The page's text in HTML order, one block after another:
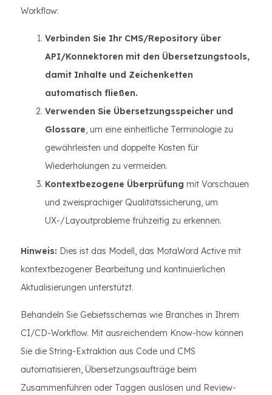
Workflow:
Verbinden Sie Ihr CMS/Repository über
API/Konnektoren mit den Übersetzungstools,
damit Inhalte und Zeichenketten
automatisch fließen.
Verwenden Sie Übersetzungsspeicher und
Glossare, um eine einheitliche Terminologie zu
gewährleisten und doppelte Kosten für
Wiederholungen zu vermeiden.
Kontextbezogene Überprüfung mit Vorschauen
und zweisprachiger Qualitätssicherung, um
UX-/Layoutprobleme frühzeitig zu erkennen.
Hinweis: Dies ist das Modell, das MotaWord Active mit
kontextbezogener Bearbeitung und kontinuierlichen
Aktualisierungen unterstützt.
Behandeln Sie Gebietsschemas wie Branches in Ihrem
CI/CD-Workflow. Mit ausreichendem Know-how können
Sie die String-Extraktion aus Code und CMS
automatisieren, Übersetzungsaufträge beim
Zusammenführen oder Taggen auslösen und Review-